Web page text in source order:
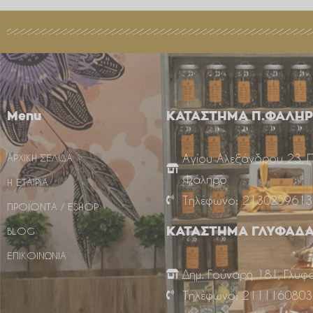
Menu
ΑΡΧΙΚΗ ΣΕΛΙΔΑ
Η ΕΤΑΙΡΙΑ
ΠΡΟΙΟΝΤΑ / ESHOP
BLOG
ΕΠΙΚΟΙΝΩΝΙΑ
ΚΑΤΑΣΤΗΜΑ
Αγίου Αλεξάνδρου 23,
Φάληρο
Τηλέφωνο: 2130259613
ΚΑΤΑΣΤΗΜΑ
Δημ. Γούναρη 181,
Τηλέφωνο: 2111160803